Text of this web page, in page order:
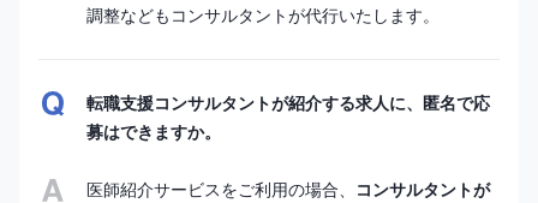
調整などもコンサルタントが代行いたします。
転職支援コンサルタントが紹介する求人に、匿名で応
募はできますか。
医師紹介サービスをご利用の場合、
コンサルタントが